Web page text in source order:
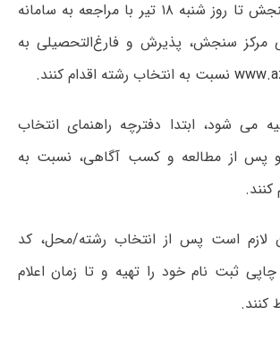
کارنامه سازمان سنجش تا روز شنبه ۱۸ تیر با مراجعه به سامانه
مرکز سنجش، پذیرش و فارغ‌التحصیلی به
نسبت به انتخاب رشته اقدام کنند.
می شود، ابتدا دفترچه راهنمای انتخاب
و پس از مطالعه و کسب آگاهی، نسبت به
کنند.
لازم است پس از انتخاب رشته/محل، کد
ثبت نام خود را تهیه و تا زمان اعلام
کنند.